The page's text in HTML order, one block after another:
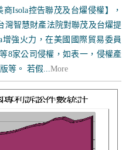
Isola控告聯茂及台燿侵權】，
灣智慧財產法院對聯茂及台燿提
強火力，在美國國際貿易委員
8家公司侵權，如表一，侵權產
等。 若假...More